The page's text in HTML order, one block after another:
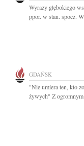
Wyrazy głębokiego
ppor. w stan. spocz.
GDAŃSK
"Nie umiera ten, kto
żywych" Z ogromnym